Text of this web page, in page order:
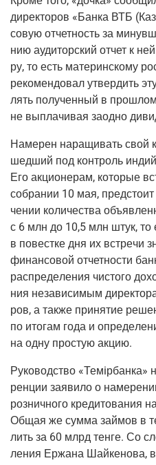
дирек­то­ров «Бан­ка ВТБ
со­вую отчет­ность за
нию ауди­тор­ский отчет к
ру, то есть мате­рин­ско­му
реко­мен­до­вал утвер­дить
лять полу­чен­ный в
не выпла­чи­вая заод­но
Наме­рен нара­щи­вать свой
шед­ший под кон­троль
Его акци­о­не­рам, кото­рые
собра­нии 10 мая,
че­нии коли­че­ства
с 6 млн до 10,5 млн штук, то
в повест­ке дня их встре­чи
финан­со­вой отчет­но­сти
рас­пре­де­ле­ния чисто­го
ния неза­ви­си­мым
ров, а так­же при­ня­тие
по ито­гам года и
на одну про­стую акцию.
Руко­вод­ство
рен­ции заяви­ло о
роз­нич­но­го кре­ди­то­ва­ния
Общая же сум­ма зай­мов в
лить за 60 млрд тен­ге. Со
ле­ния Ержа­на Шай­ке­но­ва,